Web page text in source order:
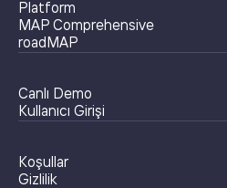
Platform
MAP Comprehensive
roadMAP
Canlı Demo
Kullanıcı Girişi
Koşullar
Gizlilik